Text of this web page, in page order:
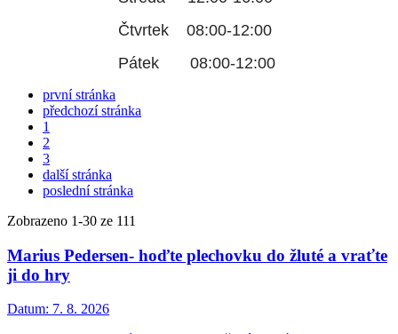
Čtvrtek 08:00-12:00
Pátek 08:00-12:00
první stránka
předchozí stránka
1
2
3
další stránka
poslední stránka
Zobrazeno 1-30 ze 111
Marius Pedersen- hoďte plechovku do žluté a vraťte
ji do hry
Datum: 7. 8. 2026